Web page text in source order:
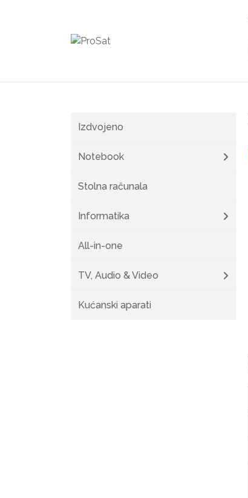
Izdvojeno
Notebook
Stolna računala
Informatika
All-in-one
TV, Audio & Video
Kućanski aparati